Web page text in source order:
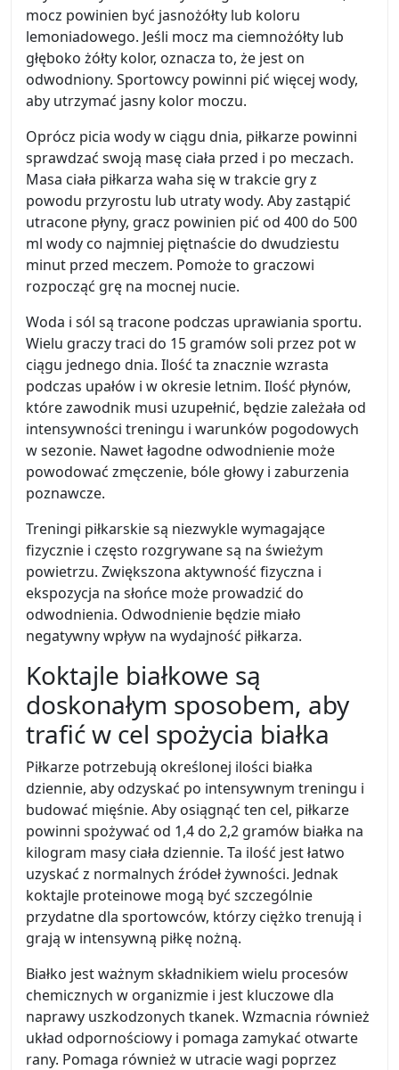
mocz powinien być jasnożółty lub koloru
lemoniadowego. Jeśli mocz ma ciemnożółty lub
głęboko żółty kolor, oznacza to, że jest on
odwodniony. Sportowcy powinni pić więcej wody,
aby utrzymać jasny kolor moczu.
Oprócz picia wody w ciągu dnia, piłkarze powinni
sprawdzać swoją masę ciała przed i po meczach.
Masa ciała piłkarza waha się w trakcie gry z
powodu przyrostu lub utraty wody. Aby zastąpić
utracone płyny, gracz powinien pić od 400 do 500
ml wody co najmniej piętnaście do dwudziestu
minut przed meczem. Pomoże to graczowi
rozpocząć grę na mocnej nucie.
Woda i sól są tracone podczas uprawiania sportu.
Wielu graczy traci do 15 gramów soli przez pot w
ciągu jednego dnia. Ilość ta znacznie wzrasta
podczas upałów i w okresie letnim. Ilość płynów,
które zawodnik musi uzupełnić, będzie zależała od
intensywności treningu i warunków pogodowych
w sezonie. Nawet łagodne odwodnienie może
powodować zmęczenie, bóle głowy i zaburzenia
poznawcze.
Treningi piłkarskie są niezwykle wymagające
fizycznie i często rozgrywane są na świeżym
powietrzu. Zwiększona aktywność fizyczna i
ekspozycja na słońce może prowadzić do
odwodnienia. Odwodnienie będzie miało
negatywny wpływ na wydajność piłkarza.
Koktajle białkowe są
doskonałym sposobem, aby
trafić w cel spożycia białka
Piłkarze potrzebują określonej ilości białka
dziennie, aby odzyskać po intensywnym treningu i
budować mięśnie. Aby osiągnąć ten cel, piłkarze
powinni spożywać od 1,4 do 2,2 gramów białka na
kilogram masy ciała dziennie. Ta ilość jest łatwo
uzyskać z normalnych źródeł żywności. Jednak
koktajle proteinowe mogą być szczególnie
przydatne dla sportowców, którzy ciężko trenują i
grają w intensywną piłkę nożną.
Białko jest ważnym składnikiem wielu procesów
chemicznych w organizmie i jest kluczowe dla
naprawy uszkodzonych tkanek. Wzmacnia również
układ odpornościowy i pomaga zamykać otwarte
rany. Pomaga również w utracie wagi poprzez